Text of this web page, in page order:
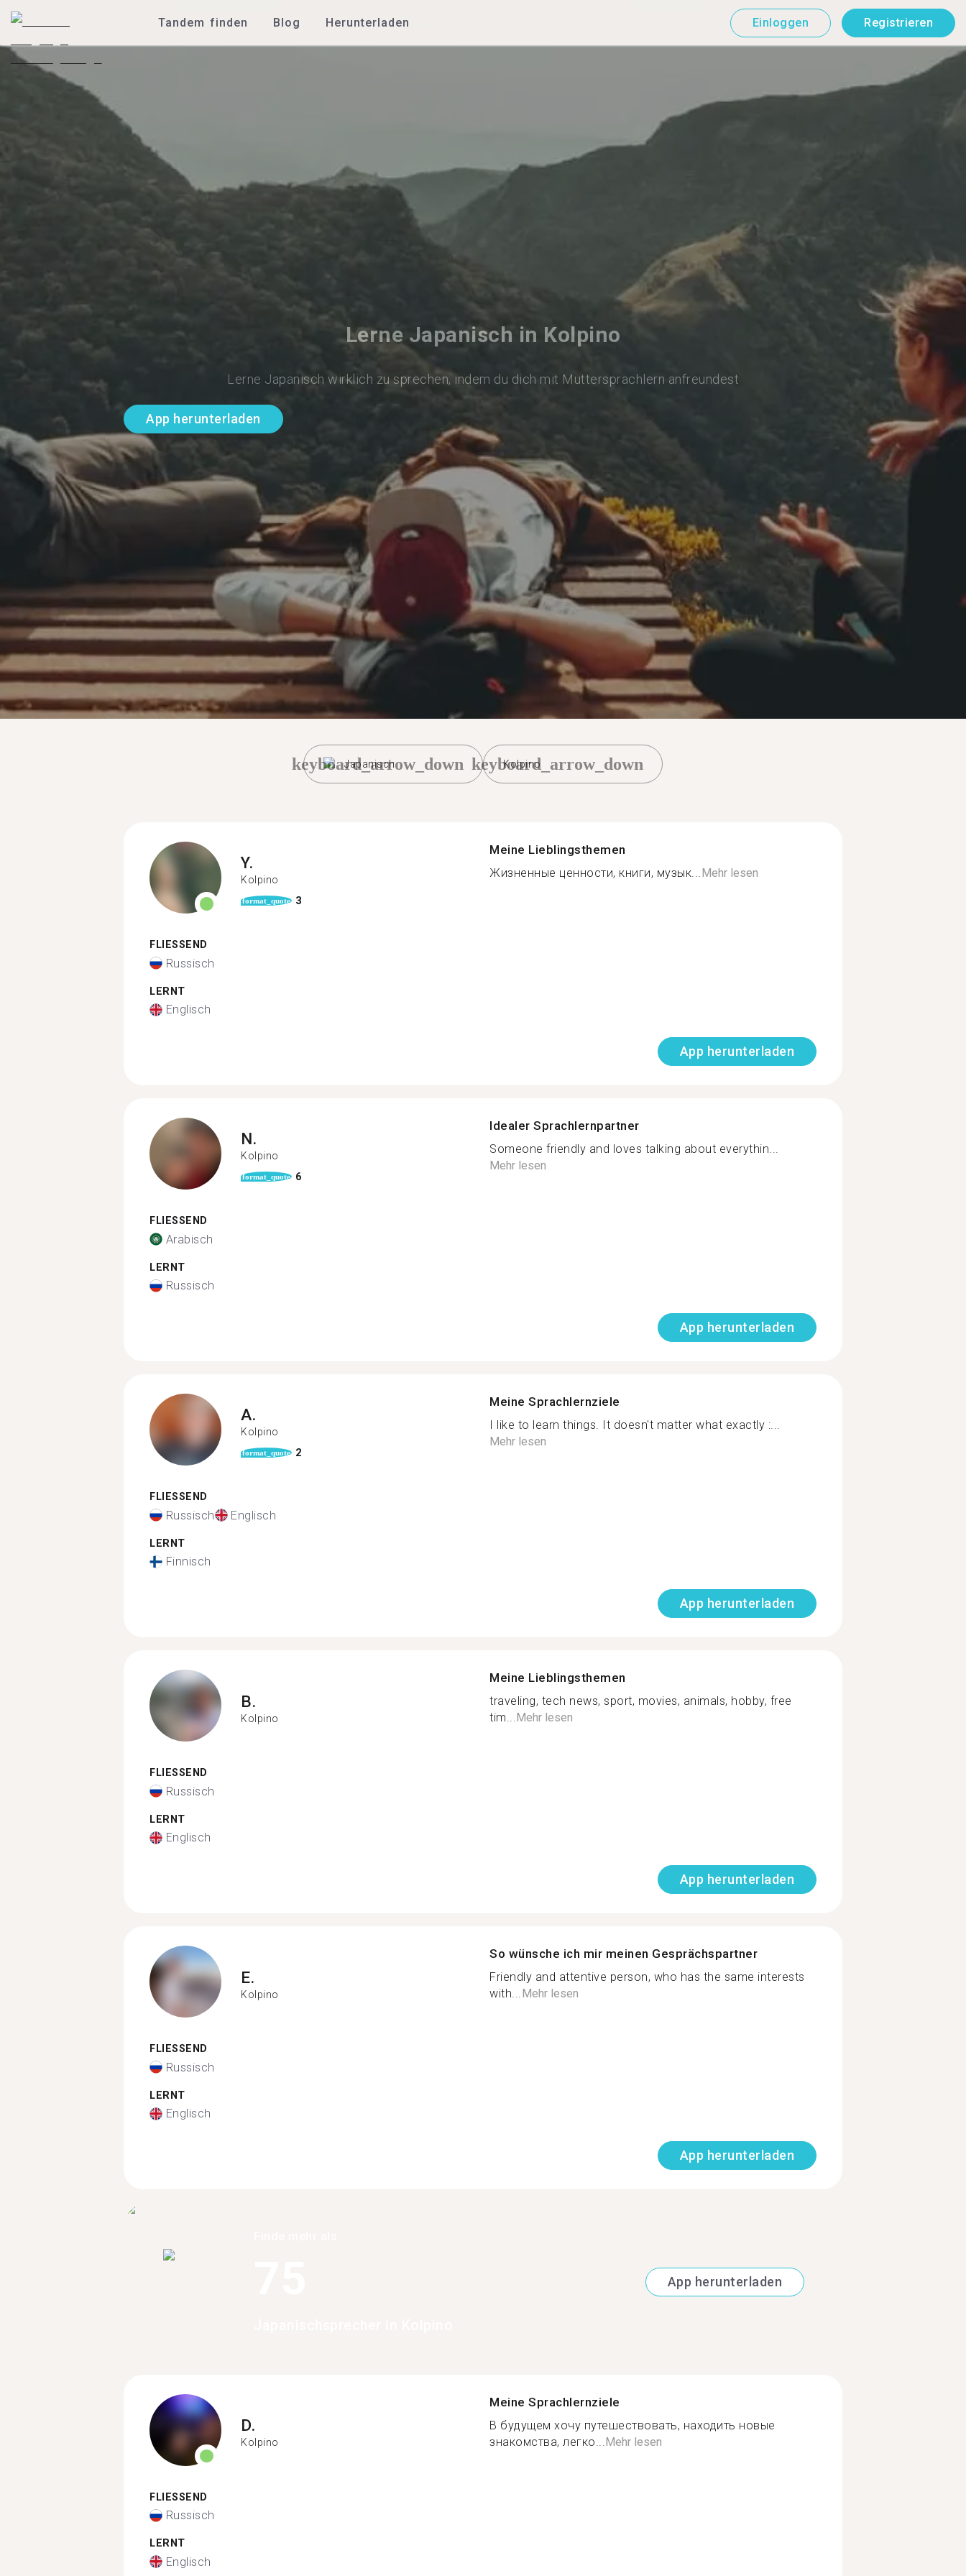
Tandem finden Blog Herunterladen Einloggen Registrieren
Lerne Japanisch in Kolpino
Lerne Japanisch wirklich zu sprechen, indem du dich mit Muttersprachlern anfreundest
App herunterladen
Japanisch
keyboard_arrow_down Kolpino
keyboard_arrow_down
Y.
Kolpino
format_quote 3
FLIESSEND
Russisch
LERNT
Englisch
Meine Lieblingsthemen
Жизненные ценности, книги, музык...Mehr lesen
App herunterladen
N.
Kolpino
format_quote 6
FLIESSEND
Arabisch
LERNT
Russisch
Idealer Sprachlernpartner
Someone friendly and loves talking about everythin...
Mehr lesen
App herunterladen
A.
Kolpino
format_quote 2
FLIESSEND
Russisch Englisch
LERNT
Finnisch
Meine Sprachlernziele
I like to learn things. It doesn't matter what exactly :...
Mehr lesen
App herunterladen
B.
Kolpino
FLIESSEND
Russisch
LERNT
Englisch
Meine Lieblingsthemen
traveling, tech news, sport, movies, animals, hobby, free
tim...Mehr lesen
App herunterladen
E.
Kolpino
FLIESSEND
Russisch
LERNT
Englisch
So wünsche ich mir meinen Gesprächspartner
Friendly and attentive person, who has the same interests
with...Mehr lesen
App herunterladen
App herunterladen
D.
Kolpino
FLIESSEND
Russisch
LERNT
Englisch
Meine Sprachlernziele
В будущем хочу путешествовать, находить новые
знакомства, легко... Mehr lesen